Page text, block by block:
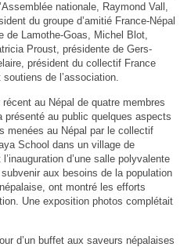
nationale, Raymond Vall,
du groupe d’amitié France-Népal
de Lamothe-Goas, Michel Blot,
Proust, présidente de Gers-
président du collectif France
de l’association.
au Népal de quatre membres
présenté au public quelques aspects
menées au Népal par le collectif
School dans un village de
d’une salle polyvalente
aux besoins de la population
ont montré les efforts
Une exposition photos complétait
d’un buffet aux saveurs népalaises